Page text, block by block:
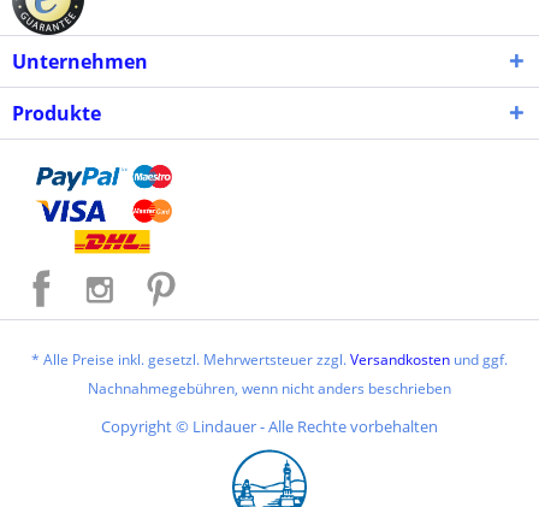
Unternehmen
Produkte
* Alle Preise inkl. gesetzl. Mehrwertsteuer zzgl.Versandkosten und ggf.
Nachnahmegebühren, wenn nicht anders beschrieben
Copyright © Lindauer - Alle Rechte vorbehalten